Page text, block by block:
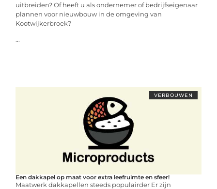
uitbreiden? Of heeft u als ondernemer of bedrijfseigenaar
plannen voor nieuwbouw in de omgeving van
Kootwijkerbroek?
...
VERBOUWEN
Een dakkapel op maat voor extra leefruimte en sfeer!
Maatwerk dakkapellen steeds populairder Er zijn